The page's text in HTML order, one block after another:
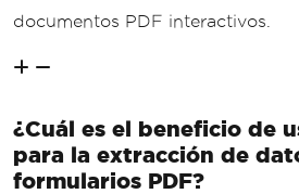
documentos PDF interactivos.
¿Cuál es el beneficio de
para la extracción de
formularios PDF?